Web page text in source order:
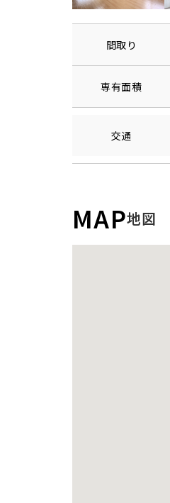
間取り
専有面積
交通
MAP地図